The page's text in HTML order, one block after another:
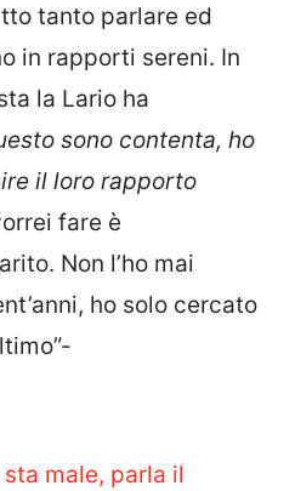
tanto parlare ed
in rapporti sereni. In
la Lario ha
sono contenta, ho
il loro rapporto
fare è
Non l’ho mai
ho solo cercato
male, parla il